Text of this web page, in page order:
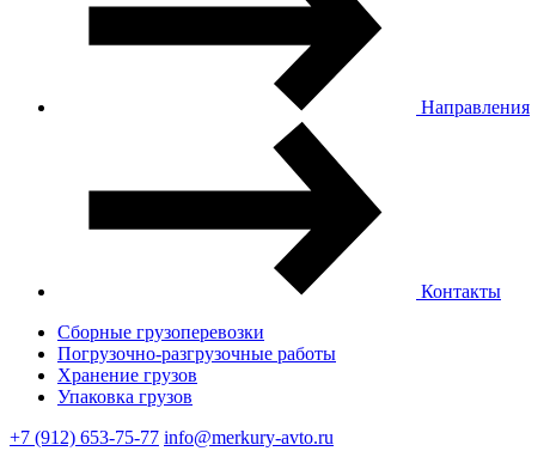
Направления
Контакты
Сборные грузоперевозки
Погрузочно-разгрузочные работы
Хранение грузов
Упаковка грузов
+7 (912) 653-75-77 info@merkury-avto.ru